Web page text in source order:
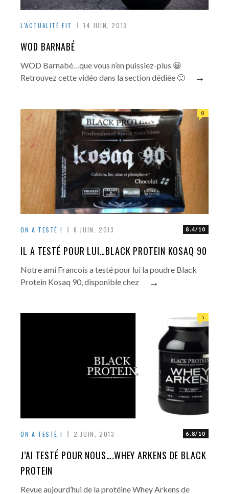
L'ACTUALITÉ FIT 14 JUIN, 2013
WOD BARNABÉ
WOD Barnabé…que vous n’en puissiez-plus 😀
Retrouvez cette vidéo dans la section dédiée 🙂
→
ON A TESTÉ ! 6 JUIN, 2013 8.4/10
0
IL A TESTÉ POUR LUI…BLACK PROTEIN KOSAQ 90
Notre ami Francois a testé pour lui la poudre Black
Protein Kosaq 90, disponible chez
→
ON A TESTÉ ! 2 JUIN, 2013 6.8/10
5
J’AI TESTÉ POUR NOUS….WHEY ARKENS DE BLACK
PROTEIN
Revue aujourd’hui de la protéine Whey Arkens de